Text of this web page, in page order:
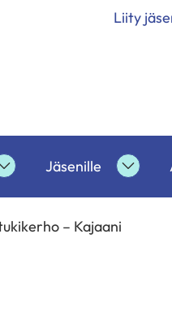
Liity
Tukea
ja
alasivut
Jäsenille
– Kajaani